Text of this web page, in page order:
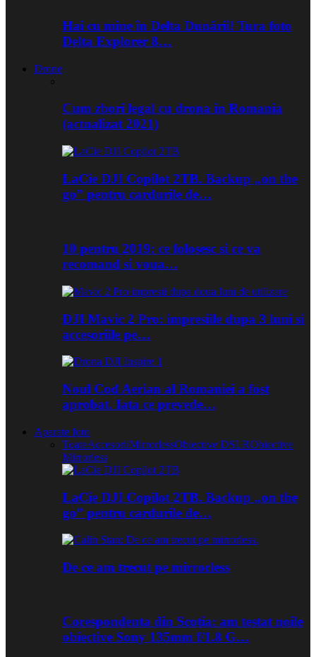
Hai cu mine în Delta Dunării! Tura foto
Delta Explorer 8…
Drone
Cum zbori legal cu drona in Romania
(actualizat 2021)
LaCie DJI Copilot 2TB. Backup „on the
go” pentru cardurile de…
10 pentru 2019: ce folosesc si ce va
recomand si voua…
DJI Mavic 2 Pro: impresiile dupa 3 luni si
accesoriile pe…
Noul Cod Aerian al Romaniei a fost
aprobat. Iata ce prevede…
Aparate foto
ToateAccesoriiMirrorlessObiective DSLRObiective
Mirrorless
LaCie DJI Copilot 2TB. Backup „on the
go” pentru cardurile de…
De ce am trecut pe mirrorless
Corespondenta din Scotia: am testat noile
obiective Sony 135mm f/1.8 G…